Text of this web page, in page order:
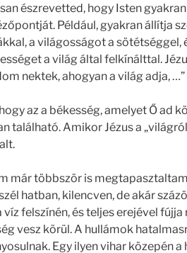
észrevetted, hogy Isten gyakran
Például, gyakran állítja
a világosságot a sötétséggel,
a világ által felkínálttal.
nektek, ahogyan a világ adja, …”
az a békesség, amelyet Ő ad
található. Amikor Jézus a
már többször is
hatban, kilencven, de akár
felszínén, és teljes erejével fújja
vesz körül. A hullámok
Egy ilyen vihar közepén a